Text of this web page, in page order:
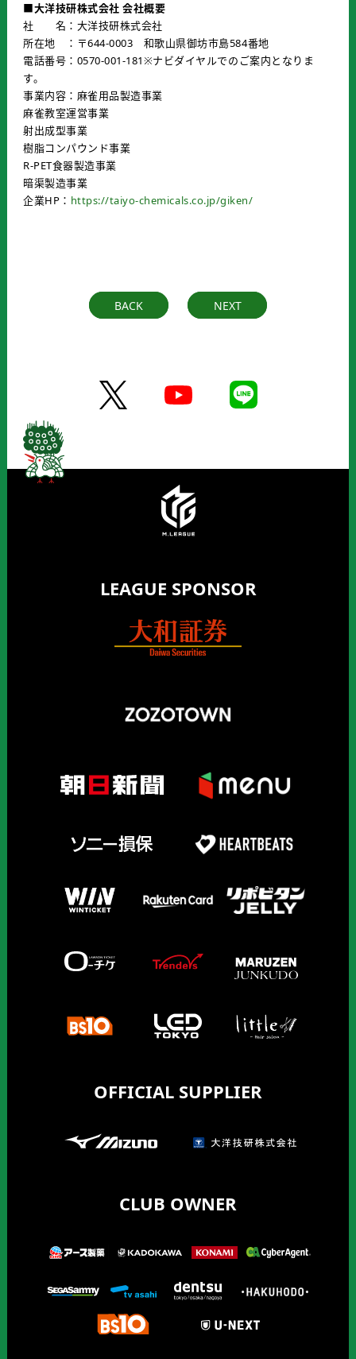
■大洋技研株式会社 会社概要
社 名：大洋技研株式会社
所在地 ：〒644-0003 和歌山県御坊市島584番地
電話番号：0570-001-181※ナビダイヤルでのご案内となりま
す。
事業内容：麻雀用品製造事業
麻雀教室運営事業
射出成型事業
樹脂コンパウンド事業
R-PET食器製造事業
暗渠製造事業
企業HP： https://taiyo-chemicals.co.jp/giken/
BACK NEXT
LEAGUE SPONSOR
OFFICIAL SUPPLIER
CLUB OWNER